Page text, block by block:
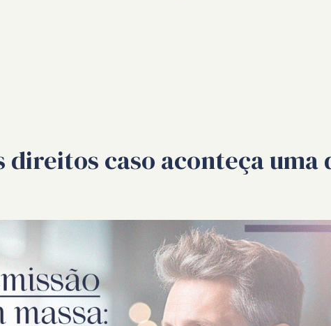
direitos caso aconteça uma